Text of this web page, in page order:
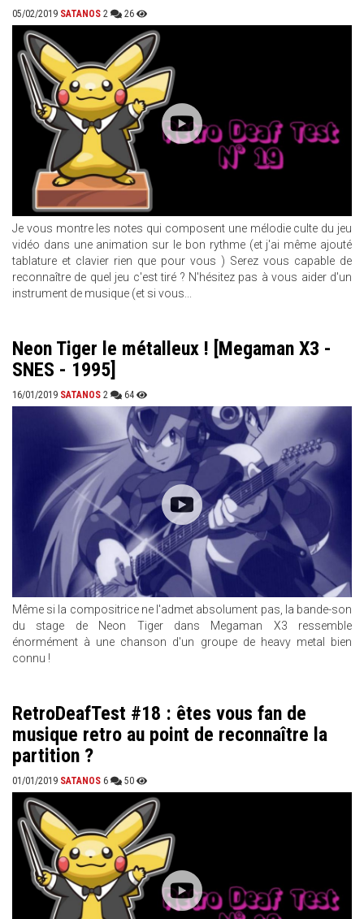
05/02/2019 SATANOS 2 26
Je vous montre les notes qui composent une mélodie culte du jeu
vidéo dans une animation sur le bon rythme (et j'ai même ajouté
tablature et clavier rien que pour vous ) Serez vous capable de
reconnaître de quel jeu c'est tiré ? N'hésitez pas à vous aider d'un
instrument de musique (et si vous...
Neon Tiger le métalleux ! [Megaman X3 -
SNES - 1995]
16/01/2019 SATANOS 2 64
Même si la compositrice ne l'admet absolument pas, la bande-son
du stage de Neon Tiger dans Megaman X3 ressemble
énormément à une chanson d'un groupe de heavy metal bien
connu !
RetroDeafTest #18 : êtes vous fan de
musique retro au point de reconnaître la
partition ?
01/01/2019 SATANOS 6 50